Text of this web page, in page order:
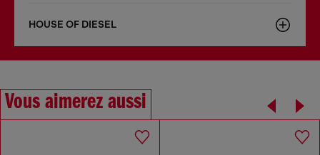
HOUSE OF DIESEL
Vous aimerez aussi